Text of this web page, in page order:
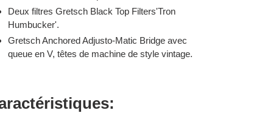
Deux filtres Gretsch Black Top Filters'Tron
Humbucker'.
Gretsch Anchored Adjusto-Matic Bridge avec
queue en V, têtes de machine de style vintage.